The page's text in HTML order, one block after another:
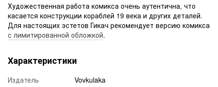
Художественная работа комикса очень аутентична, что
касается конструкции кораблей 19 века и других деталей.
Для настоящих эстетов Гикач рекомендует версию комикса
с лимитированной обложкой.
Характеристики
Издатель
Vovkulaka